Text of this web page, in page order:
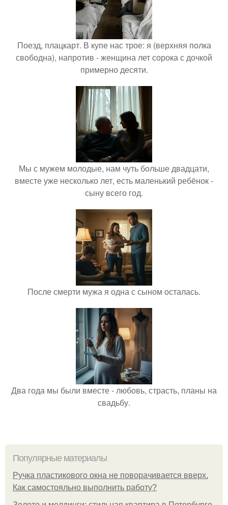
Поезд, плацкарт. В купе нас трое: я (верхняя полка
свободна), напротив - женщина лет сорока с дочкой
примерно десяти.
Мы с мужем молодые, нам чуть больше двадцати,
вместе уже несколько лет, есть маленький ребёнок -
сыну всего год.
После смерти мужа я одна с сыном осталась.
Два года мы были вместе - любовь, страсть, планы на
свадьбу.
Популярные материалы
Ручка пластикового окна не поворачивается вверх.
Как самостояльно выполнить работу?